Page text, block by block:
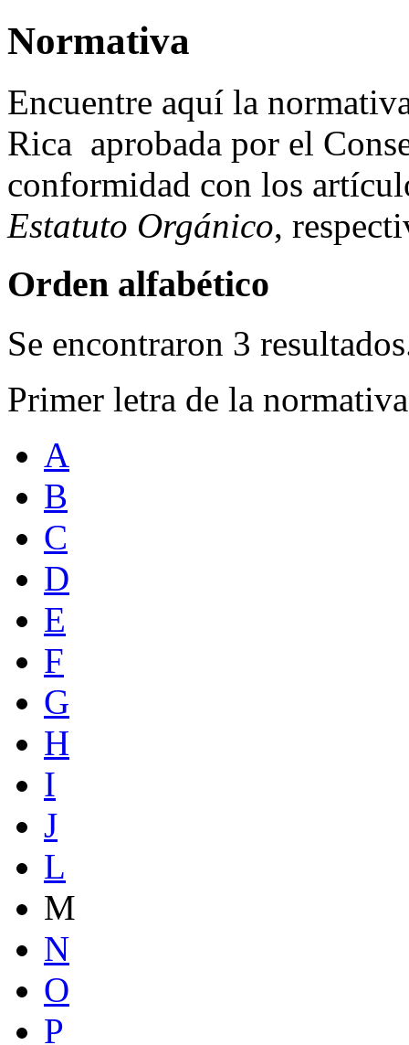
Normativa
Encuentre aquí la
Rica aprobada por el
conformidad con los
Estatuto Orgánico,
Orden alfabético
Se encontraron 3
Primer letra de la
A
B
C
D
E
F
G
H
I
J
L
M
N
O
P